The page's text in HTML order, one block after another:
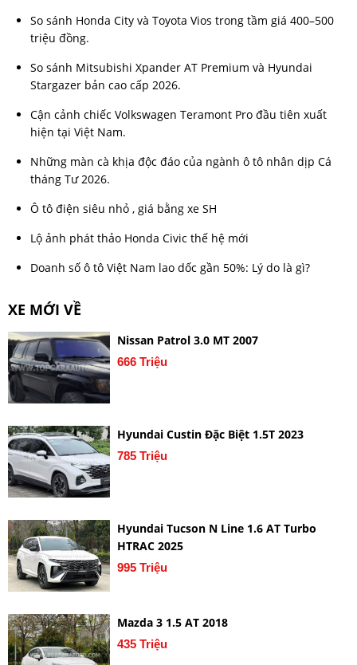
So sánh Honda City và Toyota Vios trong tầm giá 400–500
triệu đồng.
So sánh Mitsubishi Xpander AT Premium và Hyundai
Stargazer bản cao cấp 2026.
Cận cảnh chiếc Volkswagen Teramont Pro đầu tiên xuất
hiện tại Việt Nam.
Những màn cà khịa độc đáo của ngành ô tô nhân dịp Cá
tháng Tư 2026.
Ô tô điện siêu nhỏ , giá bằng xe SH
Lộ ảnh phát thảo Honda Civic thế hệ mới
Doanh số ô tô Việt Nam lao dốc gần 50%: Lý do là gì?
XE MỚI VỀ
Nissan Patrol 3.0 MT 2007
666 Triệu
Hyundai Custin Đặc Biệt 1.5T 2023
785 Triệu
Hyundai Tucson N Line 1.6 AT Turbo
HTRAC 2025
995 Triệu
Mazda 3 1.5 AT 2018
435 Triệu